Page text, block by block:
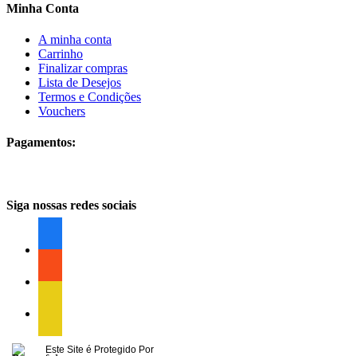
Minha Conta
A minha conta
Carrinho
Finalizar compras
Lista de Desejos
Termos e Condições
Vouchers
Pagamentos:
Siga nossas redes sociais
Este Site é Protegido Por